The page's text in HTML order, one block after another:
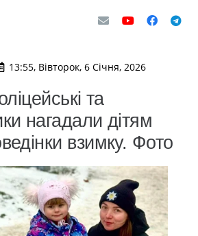
13:55, Вівторок, 6 Січня, 2026
та
нагадали дітям
взимку. Фото